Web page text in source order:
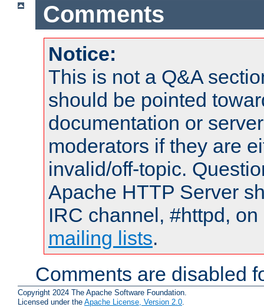
Comments
Notice:
This is not a Q&A
should be pointed
documentation or
moderators if they are
invalid/off-topic.
Apache HTTP Server
IRC channel, #httpd,
mailing lists.
Comments are disabled
Copyright 2024 The Apache Software Foundation.
Licensed under the Apache License, Version 2.0